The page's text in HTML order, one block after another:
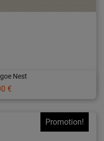
Nest
€
Promotion!